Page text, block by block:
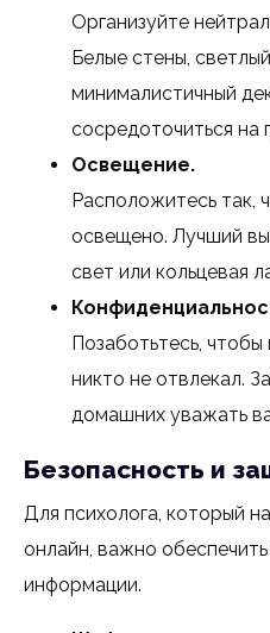
Организуйте
Белые стены,
минималистичный
сосредоточиться на
Освещение.
Расположитесь так,
освещено. Лучший
свет или кольцевая
Позаботьтесь,
никто не отвлекал.
домашних уважать
Безопасность и
Для психолога, который
онлайн, важно
информации.